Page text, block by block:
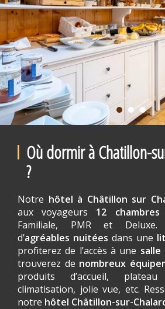
Où dormir à Chatillon-
?
Notre hôtel à Châtillon sur
aux voyageurs 12 chambres
Familiale, PMR et Deluxe.
d’agréables nuitées dans une
profiterez de l’accès à une
trouverez de nombreux
produits d’accueil,
climatisation, jolie vue, etc.
notre hôtel Châtillon-sur-